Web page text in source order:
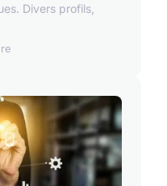
Divers profils,